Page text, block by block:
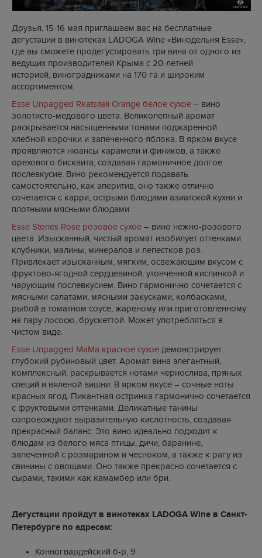
Друзья, 15-16 мая приглашаем вас на бесплатные
дегустации в винотеках LADOGA Wine «Винодельня Esse»,
где вы сможете продегустировать три вина от одного из
ведущих производителей Крыма с 20-летней
историей, виноградниками на 170 га и широким
ассортиментом
Esse Unpagged Rkatsiteli Orange белое сухое – вино
золотисто-медового цвета. Великолепный аромат
раскрывается насыщенными тонами поджаренной
хлебной корочки и запеченного яблока. В ярком вкусе
проявляются нюансы карамели и фиников, а также
орехового бисквита, создавая гармоничное долгое
послевкусие. Вино рекомендуется подавать
самостоятельно, как аперитив, оно также отлично
сочетается с карри, острыми блюдами азиатской кухни и
плотными мясными блюдами.
Esse Stones Rose розовое сухое – вино нежно-розового
цвета. Изысканный, чистый аромат изобилует оттенками
клубники, малины, минералов и лепестков роз.
Привлекает изысканным, мягким, освежающим вкусом с
фруктово-ягодной сердцевиной, утонченной кислинкой и
чарующим послевкусием. Вино гармонично сочетается с
мясными салатами, мясными закусками, колбасками,
рыбой в томатном соусе, жареному или приготовленному
на пару лососю, брускеттой. Может употребляться в
чистом виде.
Esse Unpagged MaMa красное сухое демонстрирует
глубокий рубиновый цвет. Аромат вина элегантный,
комплексный, раскрывается нотами чернослива, пряных
специй и вяленой вишни. В ярком вкусе – сочные ноты
красных ягод. Пикантная остринка гармонично сочетается
с фруктовыми оттенками. Деликатные танины
сопровождают выразительную кислотность, создавая
прекрасный баланс. Это вино идеально подходит к
блюдам из белого мяса птицы, дичи, баранине,
запеченной с розмарином и чесноком, а также к рагу из
свинины с овощами. Оно также прекрасно сочетается с
сырами, такими как камамбер или бри.
Дегустации пройдут в винотеках LADOGA Wine в Санкт-
Петербурге по адресам:
Конногвардейский б-р, 9